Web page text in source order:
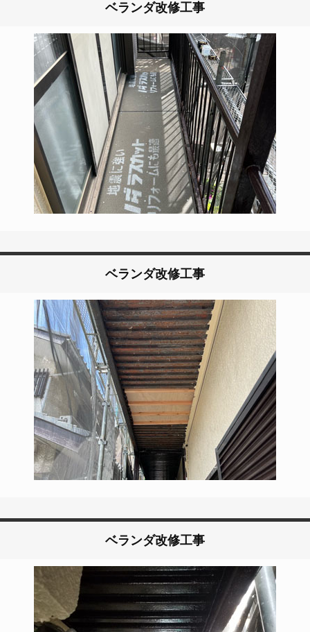
ベランダ改修工事
ベランダ改修工事
ベランダ改修工事